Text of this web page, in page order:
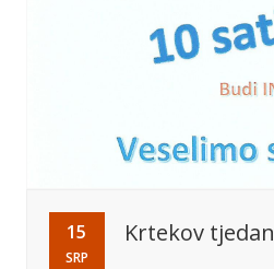
15
SRP
Krtekov tjedan